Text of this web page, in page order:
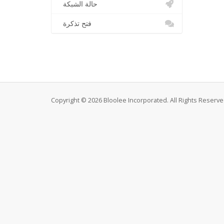
حالة الشبكة
فتح تذكرة
Copyright © 2026 Bloolee Incorporated. All Rights